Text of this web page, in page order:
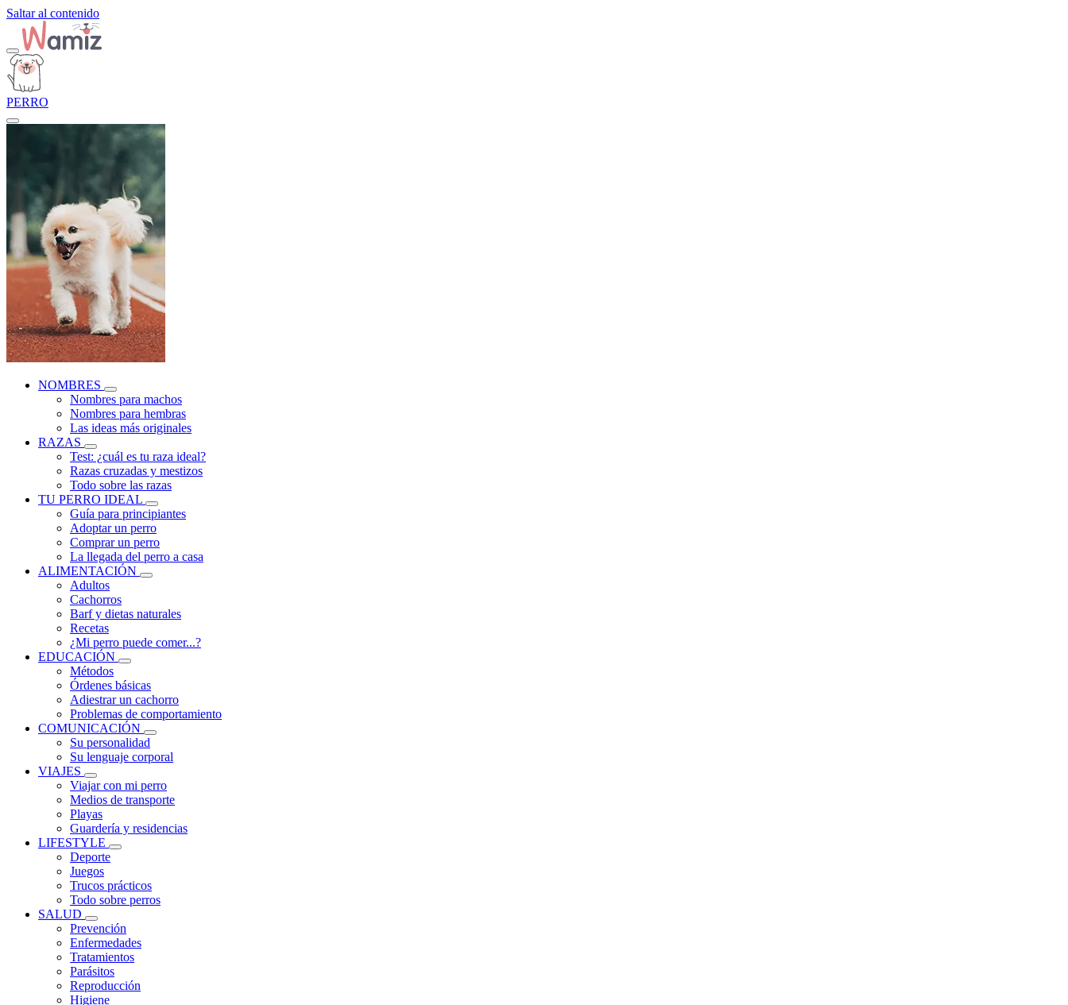
Saltar al contenido
PERRO
NOMBRES
Nombres para machos
Nombres para hembras
Las ideas más originales
RAZAS
Test: ¿cuál es tu raza ideal?
Razas cruzadas y mestizos
Todo sobre las razas
TU PERRO IDEAL
Guía para principiantes
Adoptar un perro
Comprar un perro
La llegada del perro a casa
ALIMENTACIÓN
Adultos
Cachorros
Barf y dietas naturales
Recetas
¿Mi perro puede comer...?
EDUCACIÓN
Métodos
Órdenes básicas
Adiestrar un cachorro
Problemas de comportamiento
COMUNICACIÓN
Su personalidad
Su lenguaje corporal
VIAJES
Viajar con mi perro
Medios de transporte
Playas
Guardería y residencias
LIFESTYLE
Deporte
Juegos
Trucos prácticos
Todo sobre perros
SALUD
Prevención
Enfermedades
Tratamientos
Parásitos
Reproducción
Higiene